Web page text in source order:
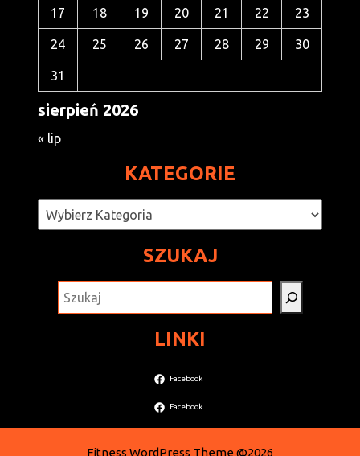
sierpień 2026
17 18 19 20 21 22 23
24 25 26 27 28 29 30
31
« lip
KATEGORIE
Kategorie
SZUKAJ
LINKI
Facebook
Facebook
Fitness WordPress Theme@2026